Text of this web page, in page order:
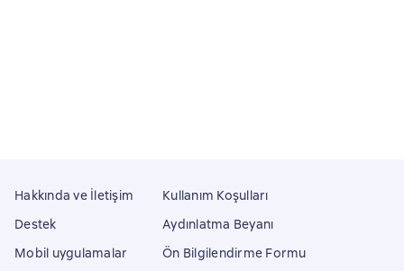
Hakkında ve İletişim
Destek
Mobil uygulamalar
Kullanım Koşulları
Aydınlatma Beyanı
Ön Bilgilendirme Formu